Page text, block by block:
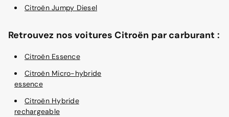
Citroën Jumpy Diesel
Retrouvez nos voitures Citroën par carburant :
Citroën Essence
Citroën Micro-hybride
essence
Citroën Hybride
rechargeable